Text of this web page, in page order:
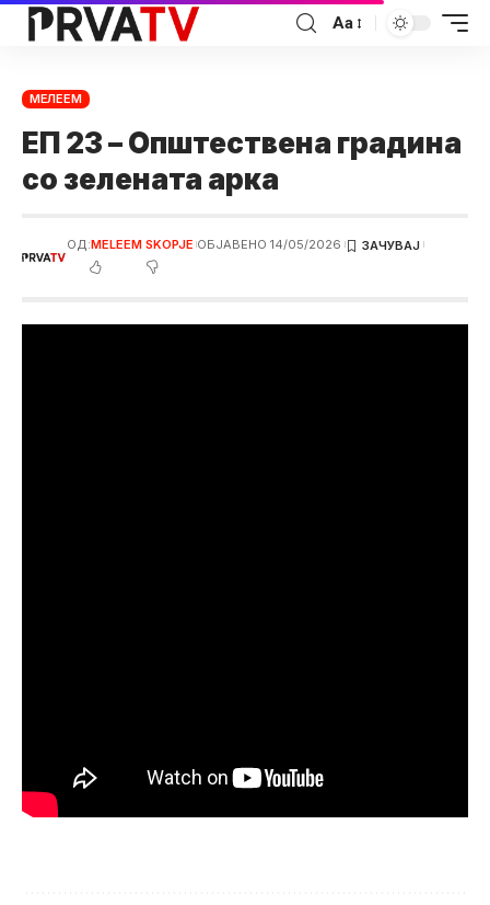
Аа
МЕЛЕЕМ
ЕП 23 – Општествена градина
со зелената арка
ОД:MELEEM SKOPJE ОБЈАВЕНО 14/05/2026